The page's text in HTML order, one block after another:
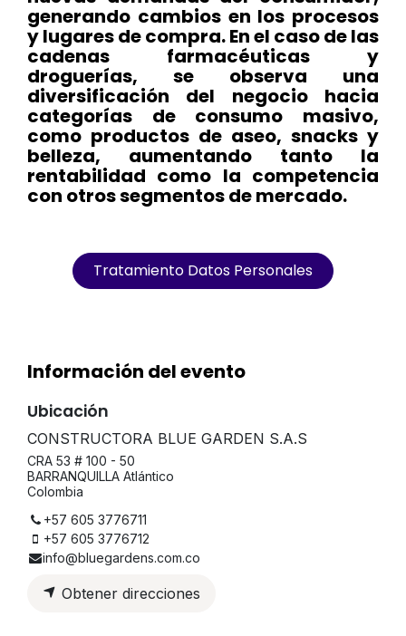
generando cambios en los procesos
y lugares de compra. En el caso de las
cadenas farmacéuticas y
droguerías, se observa una
diversificación del negocio hacia
categorías de consumo masivo,
como productos de aseo, snacks y
belleza, aumentando tanto la
rentabilidad como la competencia
con otros segmentos de mercado.
Tratamiento Datos Personales
Información del evento
Ubicación
CONSTRUCTORA BLUE GARDEN S.A.S
CRA 53 # 100 - 50
BARRANQUILLA Atlántico
Colombia
+57 605 3776711
+57 605 3776712
info@bluegardens.com.co
Obtener direcciones